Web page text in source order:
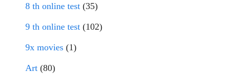
8 th online test (35)
9 th online test (102)
9x movies (1)
Art (80)